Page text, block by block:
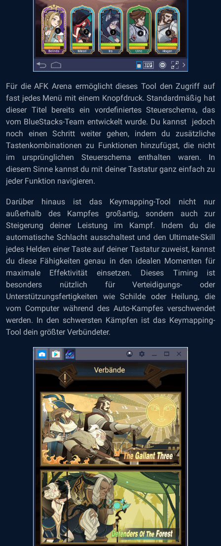
Für die AFK Arena ermöglicht dieses Tool den Zugriff auf
fast jedes Menü mit einem Knopfdruck. Standardmäßig hat
dieser Titel bereits ein vordefiniertes Steuerschema, das
vom BlueStacks-Team entwickelt wurde. Du kannst jedoch
noch einen Schritt weiter gehen, indem du zusätzliche
Tastenkombinationen zu Funktionen hinzufügst, die nicht
im ursprünglichen Steuerschema enthalten waren. In
diesem Sinne kannst du mit deiner Tastatur ganz einfach zu
jeder Funktion navigieren.
Darüber hinaus ist das Keymapping-Tool nicht nur
außerhalb des Kampfes großartig, sondern auch zur
Steigerung deiner Leistung im Kampf. Indem du die
automatische Schlacht ausschaltest und den Ultimate-Skill
jedes Helden einer Taste auf deiner Tastatur zuweist, kannst
du diese Fähigkeiten genau in den idealen Momenten für
maximale Effektivität einsetzen. Dieses Timing ist
besonders nützlich für Verteidigungs- oder
Unterstützungsfertigkeiten wie Schilde oder Heilung, die
vom Computer während des Auto-Kampfes verschwendet
werden. In den schwersten Kämpfen ist das Keymapping-
Tool dein größter Verbündeter.